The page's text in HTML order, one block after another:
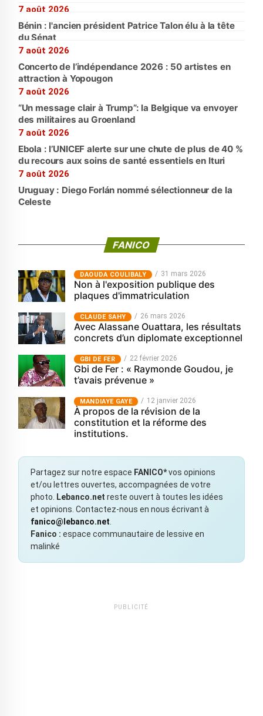
7 août 2026
Bénin : l'ancien président Patrice Talon élu à la tête
du Sénat
7 août 2026
Concerto de l’indépendance 2026 : 50 artistes en
attraction à Yopougon
7 août 2026
“Un message clair à Trump”: la Belgique va envoyer
des militaires au Groenland
7 août 2026
Ebola : l’UNICEF alerte sur une chute de plus de 40 %
du recours aux soins de santé essentiels en Ituri
7 août 2026
Uruguay : Diego Forlán nommé sélectionneur de la
Celeste
FANICO
‎DAOUDA COULIBALY 31 mars 2026
Non à l'exposition publique des
plaques d'immatriculation
CLAUDE SAHY 26 mars 2026
Avec Alassane Ouattara, les résultats
concrets d’un diplomate exceptionnel
GBI DE FER 22 février 2026
Gbi de Fer : « Raymonde Goudou, je
t’avais prévenue »
MANDIAYE GAYE 12 janvier 2026
À propos de la révision de la
constitution et la réforme des
institutions.
Partagez sur notre espace FANICO*vos opinions
et/ou lettres ouvertes, accompagnées de votre
photo.
Lebanco.net reste ouvert à toutes les idées
et opinions. Contactez-nous en nous écrivant à
fanico@lebanco.net
Fanico : espace communautaire de lessive en
malinké
PUBLICITÉ